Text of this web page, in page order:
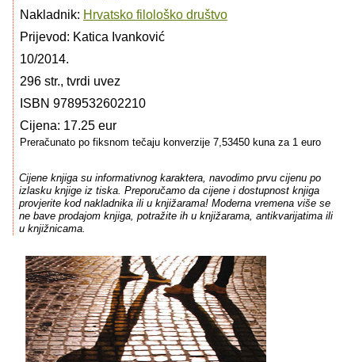
Nakladnik: Hrvatsko filološko društvo
Prijevod: Katica Ivanković
10/2014.
296 str., tvrdi uvez
ISBN 9789532602210
Cijena: 17.25 eur
Preračunato po fiksnom tečaju konverzije 7,53450 kuna za 1 euro
Cijene knjiga su informativnog karaktera, navodimo prvu cijenu po
izlasku knjige iz tiska. Preporučamo da cijene i dostupnost knjiga
provjerite kod nakladnika ili u knjižarama! Moderna vremena više se
ne bave prodajom knjiga, potražite ih u knjižarama, antikvarijatima ili
u knjižnicama.